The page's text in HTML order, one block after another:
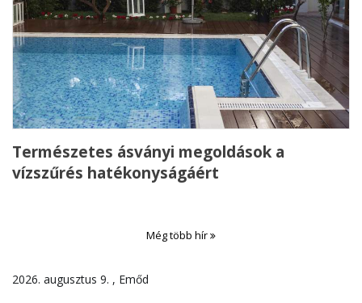
Természetes ásványi megoldások a
vízszűrés hatékonyságáért
Még több hír
2026. augusztus 9. , Emőd